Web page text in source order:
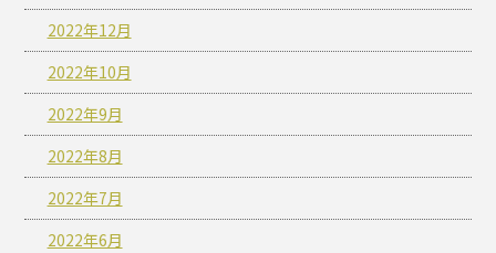
2022年12月
2022年10月
2022年9月
2022年8月
2022年7月
2022年6月